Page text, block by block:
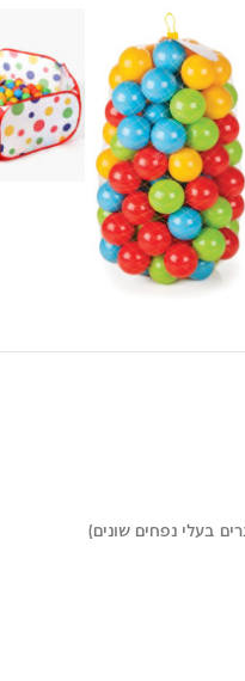
בעלי נפחים שונים)